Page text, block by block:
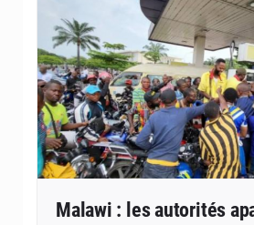
Malawi : les autorités